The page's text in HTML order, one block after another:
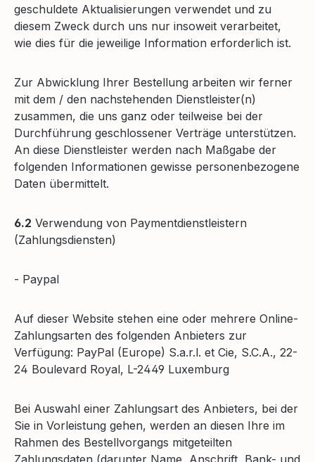
geschuldete Aktualisierungen verwendet und zu
diesem Zweck durch uns nur insoweit verarbeitet,
wie dies für die jeweilige Information erforderlich ist.
Zur Abwicklung Ihrer Bestellung arbeiten wir ferner
mit dem / den nachstehenden Dienstleister(n)
zusammen, die uns ganz oder teilweise bei der
Durchführung geschlossener Verträge unterstützen.
An diese Dienstleister werden nach Maßgabe der
folgenden Informationen gewisse personenbezogene
Daten übermittelt.
6.2 Verwendung von Paymentdienstleistern
(Zahlungsdiensten)
- Paypal
Auf dieser Website stehen eine oder mehrere Online-
Zahlungsarten des folgenden Anbieters zur
Verfügung: PayPal (Europe) S.a.r.l. et Cie, S.C.A., 22-
24 Boulevard Royal, L-2449 Luxemburg
Bei Auswahl einer Zahlungsart des Anbieters, bei der
Sie in Vorleistung gehen, werden an diesen Ihre im
Rahmen des Bestellvorgangs mitgeteilten
Zahlungsdaten (darunter Name, Anschrift, Bank- und